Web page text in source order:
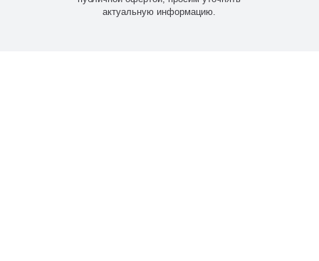
актуальную информацию.